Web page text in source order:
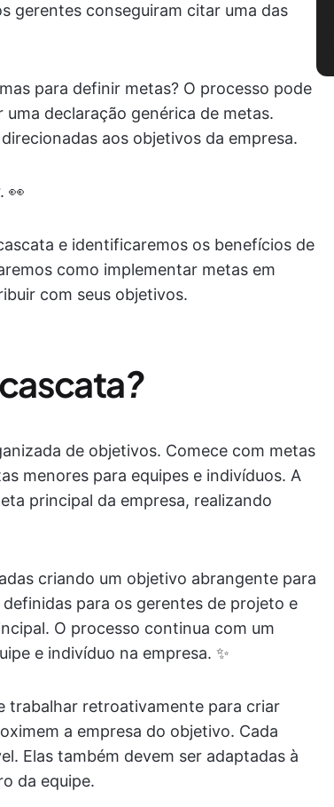
gerentes conseguiram citar uma das
para definir metas? O processo pode
declaração genérica de metas.
aos objetivos da empresa.
👀
e identificaremos os benefícios de
como implementar metas em
com seus objetivos.
?
de objetivos. Comece com metas
menores para equipes e indivíduos. A
principal da empresa, realizando
criando um objetivo abrangente para
para os gerentes de projeto e
O processo continua com um
e indivíduo na empresa. ✨
trabalhar retroativamente para criar
a empresa do objetivo. Cada
Elas também devem ser adaptadas à
da equipe.